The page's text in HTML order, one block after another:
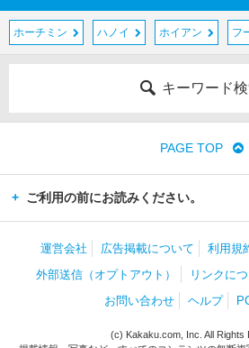
ホーチミン ハノイ ホイアン フ
キーワード
PAGE TOP
ご利用の前にお読みください。
運営会社 広告掲載について 利用規
外部送信（オプトアウト）
リンクに
お問い合わせ
ヘルプ
(c) Kakaku.com, Inc. All Rights